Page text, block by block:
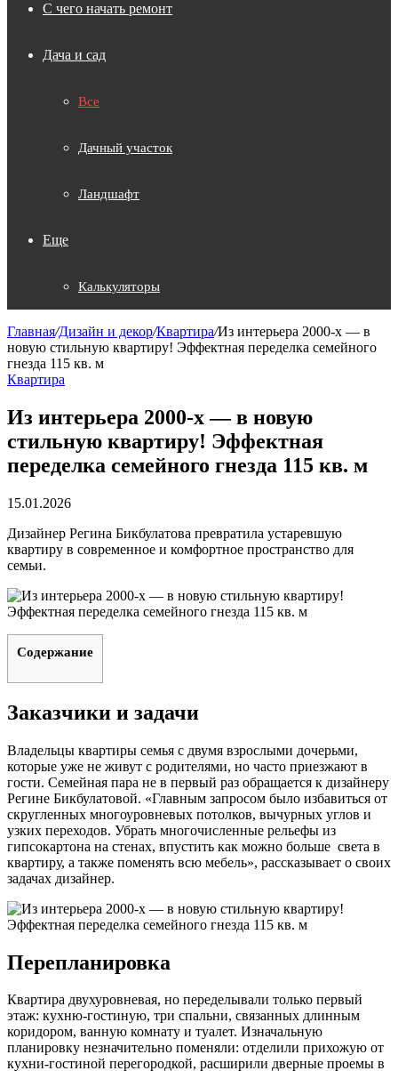
С чего начать ремонт
Дача и сад
Все
Дачный участок
Ландшафт
Еще
Калькуляторы
Главная/Дизайн и декор/Квартира/Из интерьера 2000-х — в
новую стильную квартиру! Эффектная переделка семейного
гнезда 115 кв. м
Квартира
Из интерьера 2000-х — в новую
стильную квартиру! Эффектная
переделка семейного гнезда 115 кв. м
15.01.2026
Дизайнер Регина Бикбулатова превратила устаревшую
квартиру в современное и комфортное пространство для
семьи.
Содержание
Заказчики и задачи
Владельцы квартиры семья с двумя взрослыми дочерьми,
которые уже не живут с родителями, но часто приезжают в
гости. Семейная пара не в первый раз обращается к дизайнеру
Регине Бикбулатовой. «Главным запросом было избавиться от
скругленных многоуровневых потолков, вычурных углов и
узких переходов. Убрать многочисленные рельефы из
гипсокартона на стенах, впустить как можно больше света в
квартиру, а также поменять всю мебель», рассказывает о своих
задачах дизайнер.
Перепланировка
Квартира двухуровневая, но переделывали только первый
этаж: кухню-гостиную, три спальни, связанных длинным
коридором, ванную комнату и туалет. Изначальную
планировку незначительно поменяли: отделили прихожую от
кухни-гостиной перегородкой, расширили дверные проемы в